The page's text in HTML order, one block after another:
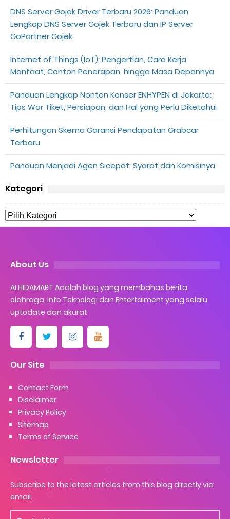
DNS Server Gojek Driver Terbaru 2026: Panduan
Lengkap DNS Server Gojek Terbaru dan IP Server
GoPartner Gojek
Internet of Things (IoT): Pengertian, Cara Kerja,
Manfaat, Contoh Penerapan, hingga Masa Depannya
Panduan Lengkap Nonton Konser ENHYPEN di Jakarta:
Tips War Tiket, Persiapan, dan Hal yang Perlu Diketahui
Perhitungan Skema Garansi Pendapatan Grabcar
Terbaru
Panduan Menjadi Agen Sicepat: Syarat dan Komisinya
Kategori
About Us
ALHIDAMART Adalah blog yang membahas berita,
olahraga, Info Teknologi dan Entertaiment yang selalu
uptodate dan akurat
Our Site
Contact Form
Disclaimer
Privacy Policy
Sitemap
Terms of Service
Newsletter
Subscribe to the latest articles from this blog directly via
email.